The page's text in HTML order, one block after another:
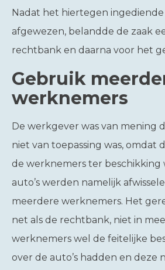
Nadat het hiertegen ingediende
afgewezen, belandde de zaak
rechtbank en daarna voor het
Gebruik
werknemers
De werkgever was van mening
niet van toepassing was, omdat
de werknemers ter beschikking
auto’s werden namelijk
meerdere werknemers. Het
net als de rechtbank, niet in
werknemers wel de feitelijke
over de auto’s hadden en deze